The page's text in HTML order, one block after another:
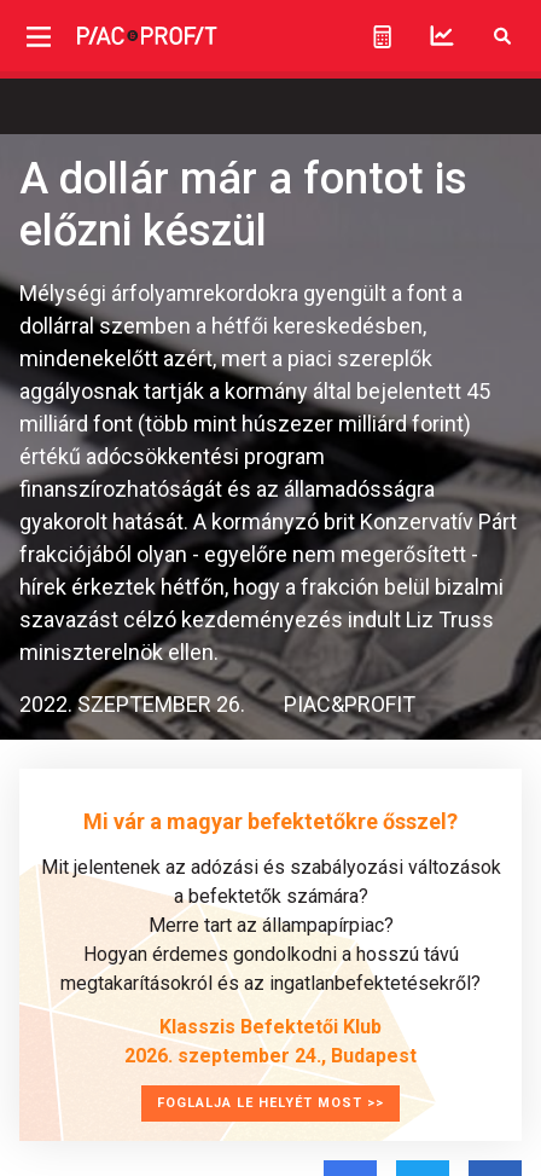
A dollár már a fontot is
előzni készül
Mélységi árfolyamrekordokra gyengült a font a
dollárral szemben a hétfői kereskedésben,
mindenekelőtt azért, mert a piaci szereplők
aggályosnak tartják a kormány által bejelentett 45
milliárd font (több mint húszezer milliárd forint)
értékű adócsökkentési program
finanszírozhatóságát és az államadósságra
gyakorolt hatását. A kormányzó brit Konzervatív Párt
frakciójából olyan - egyelőre nem megerősített -
hírek érkeztek hétfőn, hogy a frakción belül bizalmi
szavazást célzó kezdeményezés indult Liz Truss
miniszterelnök ellen.
2022. SZEPTEMBER 26. PIAC&PROFIT
Mi vár a magyar befektetőkre ősszel?
Mit jelentenek az adózási és szabályozási változások
a befektetők számára?
Merre tart az állampapírpiac?
Hogyan érdemes gondolkodni a hosszú távú
megtakarításokról és az ingatlanbefektetésekről?
Klasszis Befektetői Klub
2026. szeptember 24., Budapest
FOGLALJA LE HELYÉT MOST >>